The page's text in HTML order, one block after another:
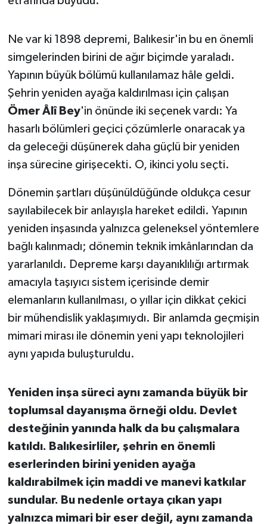
Ne var ki 1898 depremi, Balıkesir'in bu en önemli
simgelerinden birini de ağır biçimde yaraladı.
Yapının büyük bölümü kullanılamaz hâle geldi.
Şehrin yeniden ayağa kaldırılması için çalışan
Ömer Âlî Bey'in önünde iki seçenek vardı: Ya
hasarlı bölümleri geçici çözümlerle onaracak ya
da geleceği düşünerek daha güçlü bir yeniden
inşa sürecine girişecekti. O, ikinci yolu seçti.
Dönemin şartları düşünüldüğünde oldukça cesur
sayılabilecek bir anlayışla hareket edildi. Yapının
yeniden inşasında yalnızca geleneksel yöntemlere
bağlı kalınmadı; dönemin teknik imkânlarından da
yararlanıldı. Depreme karşı dayanıklılığı artırmak
amacıyla taşıyıcı sistem içerisinde demir
elemanların kullanılması, o yıllar için dikkat çekici
bir mühendislik yaklaşımıydı. Bir anlamda geçmişin
mimari mirası ile dönemin yeni yapı teknolojileri
aynı yapıda buluşturuldu.
Yeniden inşa süreci aynı zamanda büyük bir
toplumsal dayanışma örneği oldu. Devlet
desteğinin yanında halk da bu çalışmalara
katıldı. Balıkesirliler, şehrin en önemli
eserlerinden birini yeniden ayağa
kaldırabilmek için maddi ve manevi katkılar
sundular. Bu nedenle ortaya çıkan yapı
yalnızca mimari bir eser değil, aynı zamanda
SAĞLIK
Savaştepe
SEYAHAT
SİYASET
SPOR
SÜRMANŞET
Susurluk
TARİHTE BUGÜN
Trend
TÜRKİYE
VİZYONDAKİLER
YAŞAM